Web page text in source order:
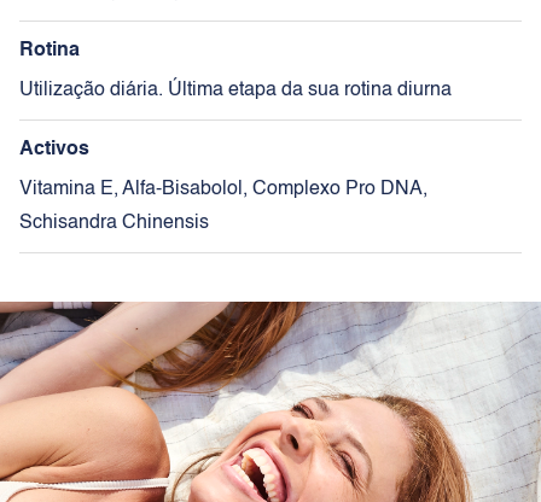
Rotina
Utilização diária. Última etapa da sua rotina diurna
Activos
Vitamina E, Alfa-Bisabolol, Complexo Pro DNA,
Schisandra Chinensis